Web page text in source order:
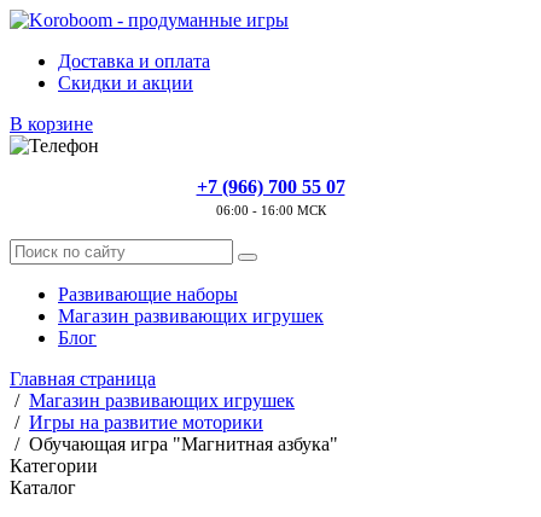
Доставка и оплата
Скидки и акции
В корзине
+7 (966) 700 55 07
06:00 - 16:00 МСК
Развивающие наборы
Магазин развивающих игрушек
Блог
Главная страница
/ Магазин развивающих игрушек
/ Игры на развитие моторики
/ Обучающая игра "Магнитная азбука"
Категории
Каталог